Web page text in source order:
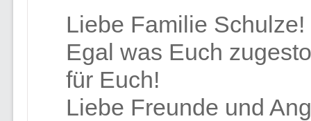
Liebe Familie Schulze!
Egal was Euch
für Euch!
Liebe Freunde und